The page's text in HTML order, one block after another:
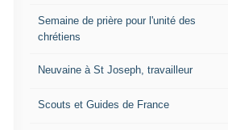
Semaine de prière pour l'unité des
chrétiens
Neuvaine à St Joseph, travailleur
Scouts et Guides de France